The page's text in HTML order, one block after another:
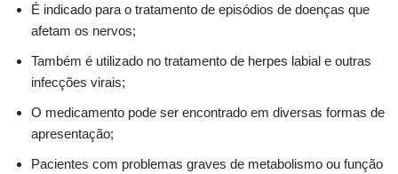
É indicado para o tratamento de episódios de doenças que
afetam os nervos;
Também é utilizado no tratamento de herpes labial e outras
infecções virais;
O medicamento pode ser encontrado em diversas formas de
apresentação;
Pacientes com problemas graves de metabolismo ou função